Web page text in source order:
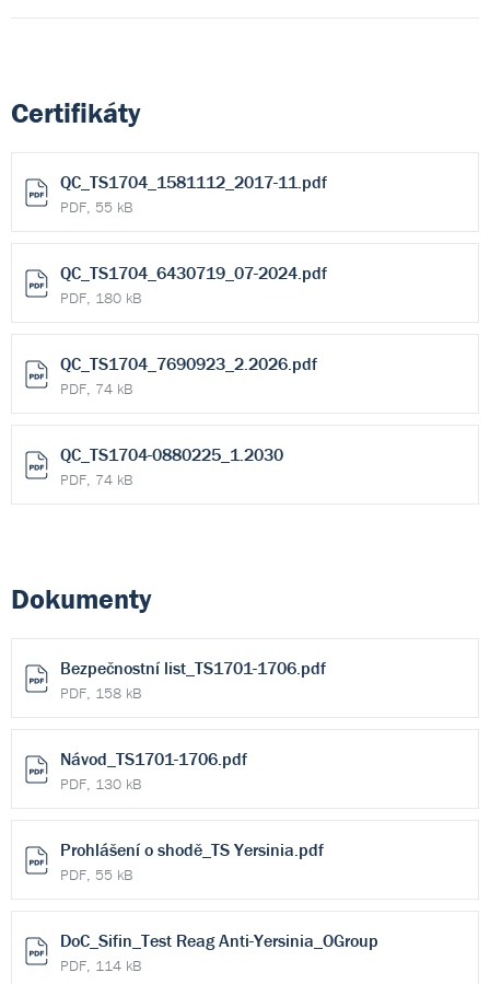
Certifikáty
QC_TS1704_1581112_2017-11.pdf
PDF, 55 kB
QC_TS1704_6430719_07-2024.pdf
PDF, 180 kB
QC_TS1704_7690923_2.2026.pdf
PDF, 74 kB
QC_TS1704-0880225_1.2030
PDF, 74 kB
Dokumenty
Bezpečnostní list_TS1701-1706.pdf
PDF, 158 kB
Návod_TS1701-1706.pdf
PDF, 130 kB
Prohlášení o shodě_TS Yersinia.pdf
PDF, 55 kB
DoC_Sifin_Test Reag Anti-Yersinia_OGroup
PDF, 114 kB